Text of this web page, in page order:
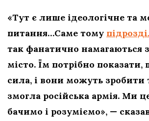
«Тут є лише ідеологічне та
питання…Саме тому
так фанатично намагаються
місто. Їм потрібно
сила, і вони можуть зробити
змогла російська армія. Ми
бачимо і розуміємо», —